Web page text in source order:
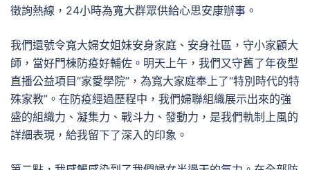
徵詢熱線，24小時為寬大群眾供給心思安康辦事。
我們還號令寬大婦女姐妹安身家庭、安身社區，守小家顧大
師，當好門棟防疫好輔佐。明天上午，我們又守舊了年夜型
直播公益項目“家愛學院”，為寬大家庭奉上了“特別時代的特
殊家教”。在防疫經過歷程中，我們婦聯組織展示出來的強
盛的組織力、凝集力、戰斗力、發動力，是我們軌制上風的
詳細表現，給我留下了深入的印象。